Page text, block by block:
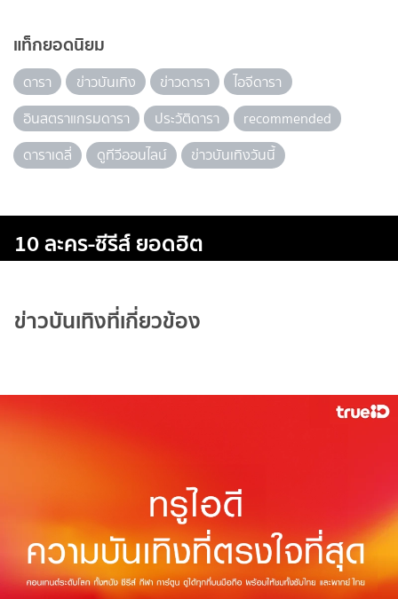
แท็กยอดนิยม
ดารา ข่าวบันเทิง ข่าวดารา
ไอจีดารา
อินสตราแกรมดารา
ประวัติดารา
recommended
ดาราเดลี่
ดูทีวีออนไลน์ ข่าวบันเทิงวันนี้
10 ละคร-ซีรีส์ ยอดฮิต
ข่าวบันเทิงที่เกี่ยวข้อง